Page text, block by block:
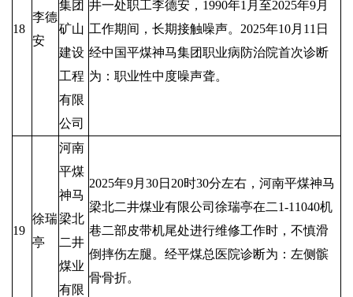
18
李德
安
集团
矿山
建设
工程
有限
公司
井一处职工李德安，1990年1月至2025年9月
工作期间，长期接触噪声。2025年10月11日
经中国平煤神马集团职业病防治院首次诊断
为：职业性中度噪声聋。
19
徐瑞
亭
河南
平煤
神马
梁北
二井
煤业
有限
2025年9月30日20时30分左右，河南平煤神马
梁北二井煤业有限公司徐瑞亭在二1-11040机
巷二部皮带机尾处进行维修工作时，不慎滑
倒摔伤左腿。经平煤总医院诊断为：左侧髌
骨骨折。